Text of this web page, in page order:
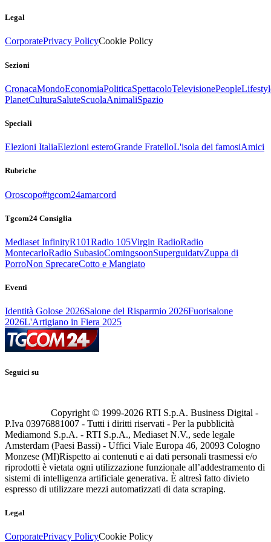
Legal
CorporatePrivacy PolicyCookie Policy
Sezioni
CronacaMondoEconomiaPoliticaSpettacoloTelevisionePeople
PlanetCulturaSaluteScuolaAnimaliSpazio
Speciali
Elezioni ItaliaElezioni esteroGrande FratelloL'isola dei famosiAmici
Rubriche
Oroscopo#tgcom24amarcord
Tgcom24 Consiglia
Mediaset InfinityR101Radio 105Virgin RadioRadio
MontecarloRadio SubasioComingsoonSuperguidatvZuppa di
PorroNon SprecareCotto e Mangiato
Eventi
Identità Golose 2026Salone del Risparmio 2026Fuorisalone
2026L'Artigiano in Fiera 2025
Seguici su
Copyright © 1999-2026 RTI S.p.A. Business Digital -
P.Iva 03976881007 - Tutti i diritti riservati - Per la pubblicità
Mediamond S.p.A. - RTI S.p.A., Mediaset N.V., sede legale
Amsterdam (Paesi Bassi) - Uffici Viale Europa 46, 20093 Cologno
Monzese (MI)Rispetto ai contenuti e ai dati personali trasmessi e/o
riprodotti è vietata ogni utilizzazione funzionale all’addestramento di
sistemi di intelligenza artificiale generativa. È altresì fatto divieto
espresso di utilizzare mezzi automatizzati di data scraping.
Legal
CorporatePrivacy PolicyCookie Policy